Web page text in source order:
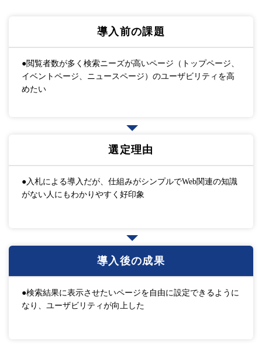
導入前の課題
●閲覧者数が多く検索ニーズが高いページ（トップページ、
イベントページ、ニュースページ）のユーザビリティを高
めたい
選定理由
●入札による導入だが、仕組みがシンプルでWeb関連の知識
がない人にもわかりやすく好印象
導入後の成果
●検索結果に表示させたいページを自由に設定できるように
なり、ユーザビリティが向上した